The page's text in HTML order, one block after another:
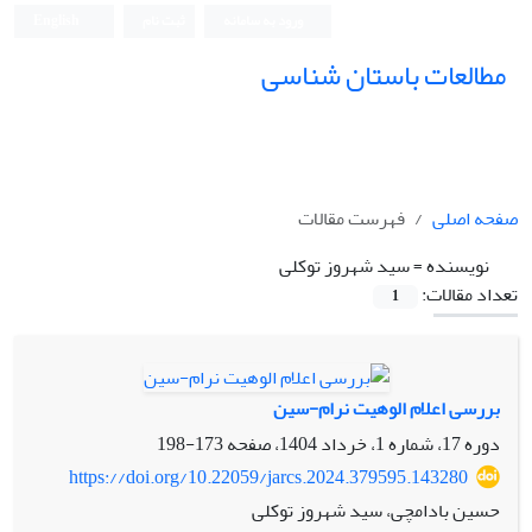
مطالعات باستان شناسی
صفحه اصلی
فهرست مقالات
نویسنده =سید شهروز توکلی
تعداد مقالات:
1
بررسی اعلام الوهیت نرام-سین
دوره 17، شماره 1، خرداد 1404، صفحه
173-198
https://doi.org/10.22059/jarcs.2024.379595.143280
حسین بادامچی، سید شهروز توکلی